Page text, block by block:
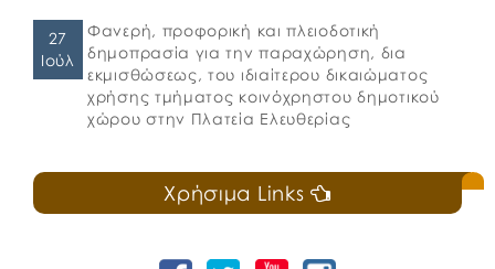
27
Ιούλ
Φανερή, προφορική και πλειοδοτική
δημοπρασία για την παραχώρηση, δια
εκμισθώσεως, του ιδιαίτερου δικαιώματος
χρήσης τμήματος κοινόχρηστου δημοτικού
χώρου στην Πλατεία Ελευθερίας
Χρήσιμα Links